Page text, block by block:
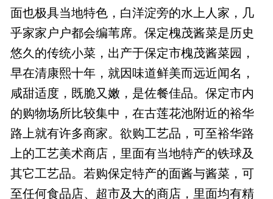
面也极具当地特色，白洋淀旁的水上人家，几
乎家家户户都会编苇席。保定槐茂酱菜是历史
悠久的传统小菜，出产于保定市槐茂酱菜园，
早在清康熙十年，就因味道鲜美而远近闻名，
咸甜适度，既脆又嫩，是佐餐佳品。保定市内
的购物场所比较集中，在古莲花池附近的裕华
路上就有许多商家。欲购工艺品，可至裕华路
上的工艺美术商店，里面有当地特产的铁球及
其它工艺品。若购保定特产的面酱与酱菜，可
至任何食品店、超市及大的商店，里面均有精